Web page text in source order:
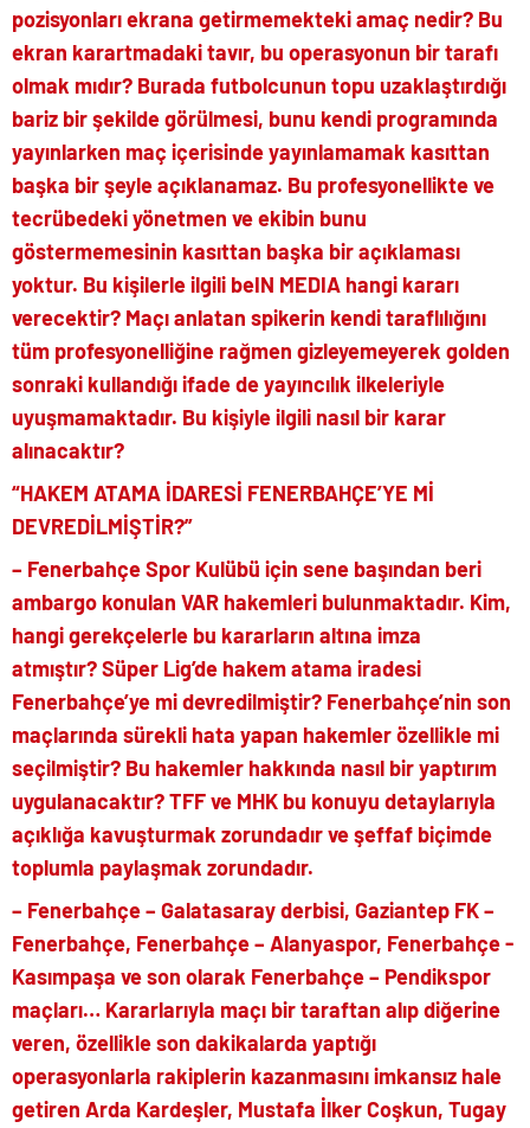
pozisyonları ekrana getirmemekteki amaç nedir? Bu
ekran karartmadaki tavır, bu operasyonun bir tarafı
olmak mıdır? Burada futbolcunun topu uzaklaştırdığı
bariz bir şekilde görülmesi, bunu kendi programında
yayınlarken maç içerisinde yayınlamamak kasıttan
başka bir şeyle açıklanamaz. Bu profesyonellikte ve
tecrübedeki yönetmen ve ekibin bunu
göstermemesinin kasıttan başka bir açıklaması
yoktur. Bu kişilerle ilgili beIN MEDIA hangi kararı
verecektir? Maçı anlatan spikerin kendi taraflılığını
tüm profesyonelliğine rağmen gizleyemeyerek golden
sonraki kullandığı ifade de yayıncılık ilkeleriyle
uyuşmamaktadır. Bu kişiyle ilgili nasıl bir karar
alınacaktır?
“HAKEM ATAMA İDARESİ FENERBAHÇE’YE Mİ
DEVREDİLMİŞTİR?”
– Fenerbahçe Spor Kulübü için sene başından beri
ambargo konulan VAR hakemleri bulunmaktadır. Kim,
hangi gerekçelerle bu kararların altına imza
atmıştır? Süper Lig’de hakem atama iradesi
Fenerbahçe’ye mi devredilmiştir? Fenerbahçe’nin son
maçlarında sürekli hata yapan hakemler özellikle mi
seçilmiştir? Bu hakemler hakkında nasıl bir yaptırım
uygulanacaktır? TFF ve MHK bu konuyu detaylarıyla
açıklığa kavuşturmak zorundadır ve şeffaf biçimde
toplumla paylaşmak zorundadır.
– Fenerbahçe – Galatasaray derbisi, Gaziantep FK –
Fenerbahçe, Fenerbahçe – Alanyaspor, Fenerbahçe -
Kasımpaşa ve son olarak Fenerbahçe – Pendikspor
maçları… Kararlarıyla maçı bir taraftan alıp diğerine
veren, özellikle son dakikalarda yaptığı
operasyonlarla rakiplerin kazanmasını imkansız hale
getiren Arda Kardeşler, Mustafa İlker Coşkun, Tugay